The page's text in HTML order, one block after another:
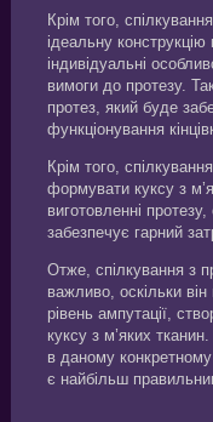
Крім того,
ідеальну
індивідуальні
вимоги до протезу.
протез, який буде
функціонування
Крім того,
формувати куксу з
виготовленні
забезпечує гарний
Отже, спілкування з
важливо, оскільки
рівень ампутації,
куксу з м’яких
в даному
є найбільш